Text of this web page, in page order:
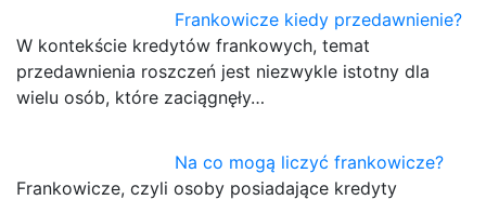
Frankowicze kiedy przedawnienie?
W kontekście kredytów frankowych, temat
przedawnienia roszczeń jest niezwykle istotny dla
wielu osób, które zaciągnęły…
Na co mogą liczyć frankowicze?
Frankowicze, czyli osoby posiadające kredyty